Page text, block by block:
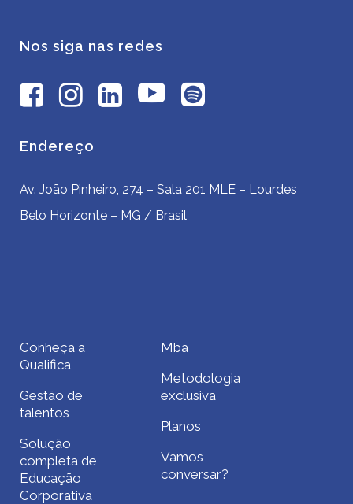
Nos siga nas redes
Endereço
Av. João Pinheiro, 274 – Sala 201 MLE – Lourdes
Belo Horizonte – MG / Brasil
Conheça a
Qualifica
Gestão de
talentos
Solução
completa de
Educação
Corporativa
Mba
Metodologia
exclusiva
Planos
Vamos
conversar?